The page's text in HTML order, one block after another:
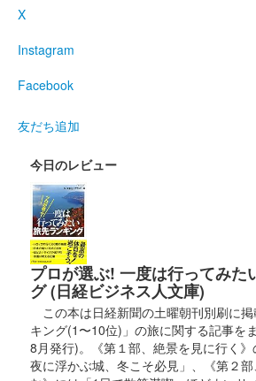
販売終了
丸岡城 御城印
販売終了
丸岡城 御城印
販売終了
2024年12月21、22日に開催されたお城
丸岡藩誕生400年記念ーブースにて販売さ
販売された。
丸岡城 御城印 お城EXPO
販売終了
X
Instagram
Facebook
友だち追加
今日のレビュー
プロが選ぶ! 一度は行ってみた
グ (日経ビジネス人文庫)
この本は日経新聞の土曜朝刊別刷に
キング(1〜10位)」の旅に関する記事を
8月発行)。《第１部、絶景を見に行く
夜に浮かぶ城、冬こそ必見」、《第２